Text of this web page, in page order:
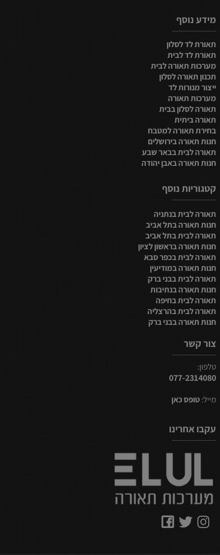
מידע נוסף
תאורת לד לסלון
תאורת לד לבית
מערכות תאורה לבית
תכנון תאורה לסלון
ייצור מנורות לד
מערכות תאורה
תאורה לסלון בבית
תאורה ביתית
בחירת תאורה למטבח
חנות תאורה בירושלים
תאורה לבית בבאר שבע
חנות תאורה באבן יהודה
קטגוריות נוסף
תאורה לבית בנתניה
חנות תאורה בתל אביב
תאורה לבית בתל אביב
חנות תאורה בראשון לציון
תאורה לבית בכפר סבא
חנות תאורה במודיעין
תאורה לבית בבני ברק
חנות תאורה בנתיבות
תאורה לבית בחיפה
תאורה לבית בהרצליה
חנות תאורה בבני ברק
צור קשר
טלפון:
077-2314080
מייל:טופס כאן
עקבו אחרינו